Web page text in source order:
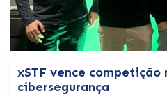
xSTF vence competição
cibersegurança